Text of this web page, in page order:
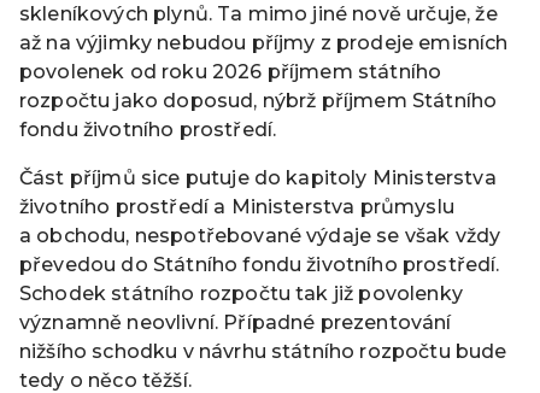
skleníkových plynů. Ta mimo jiné nově určuje, že
až na výjimky nebudou příjmy z prodeje emisních
povolenek od roku 2026 příjmem státního
rozpočtu jako doposud, nýbrž příjmem Státního
fondu životního prostředí.
Část příjmů sice putuje do kapitoly Ministerstva
životního prostředí a Ministerstva průmyslu
a obchodu, nespotřebované výdaje se však vždy
převedou do Státního fondu životního prostředí.
Schodek státního rozpočtu tak již povolenky
významně neovlivní. Případné prezentování
nižšího schodku v návrhu státního rozpočtu bude
tedy o něco těžší.